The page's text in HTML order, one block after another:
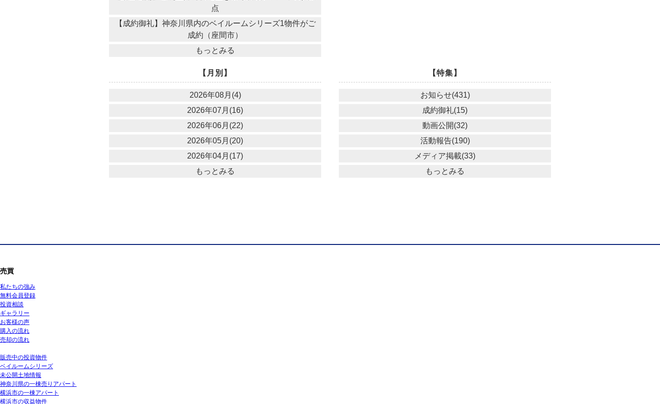
点
【成約御礼】神奈川県内のベイルームシリーズ1物件がご
成約（座間市）
もっとみる
【月別】
2026年08月(4)
2026年07月(16)
2026年06月(22)
2026年05月(20)
2026年04月(17)
もっとみる
【特集】
お知らせ(431)
成約御礼(15)
動画公開(32)
活動報告(190)
メディア掲載(33)
もっとみる
売買
私たちの強み
無料会員登録
投資相談
ギャラリー
お客様の声
購入の流れ
売却の流れ
販売中の投資物件
ベイルームシリーズ
未公開土地情報
神奈川県の一棟売りアパート
横浜市の一棟アパート
横浜市の収益物件